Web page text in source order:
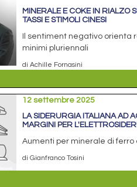
MINERALE E COKE IN RIALZO
TASSI E STIMOLI CINESI
Il sentiment negativo orienta
minimi pluriennali
di Achille Fornasini
12 settembre 2025
LA SIDERURGIA ITALIANA AD
MARGINI PER
Aumenti per minerale di ferro
di Gianfranco Tosini